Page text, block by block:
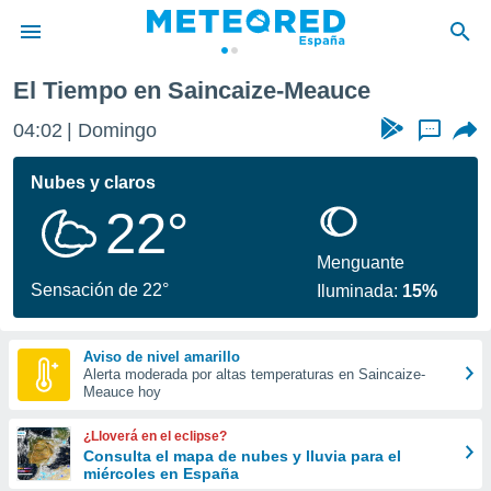
de
por
se
calidad.
a este
las
y
forma
digital
basada
El Tiempo en Saincaize-Meauce
04:02 Domingo ...
Nubes y claros
22°
Sensación de 22°
Menguante
Iluminada: 15%
Aviso de nivel amarillo
Alerta moderada por altas temperaturas en Saincaize-
Meauce hoy
¿Lloverá en el eclipse?
Consulta el mapa de nubes y lluvia para el
miércoles en España